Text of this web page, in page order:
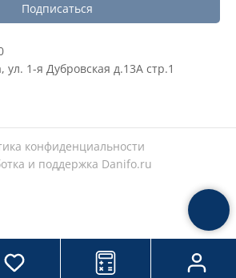
Подписаться
ул. 1-я Дубровская д.13А стр.1
конфиденциальности
и поддержка Danifo.ru